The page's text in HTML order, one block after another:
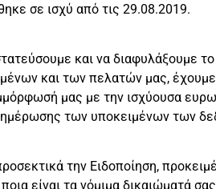
σε ισχύ από τις 29.08.2019.
και να διαφυλάξουμε
και των πελατών μας,
μας με την ισχύουσα
των υποκειμένων των
την Ειδοποίηση,
είναι τα νόμιμα δικαιώματά